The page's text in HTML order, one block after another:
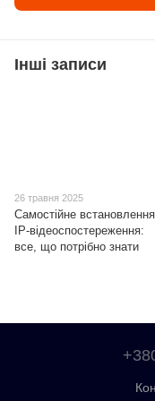
Інші записи
26 травня 2025
Самостійне встановлення
IP-відеоспостереження:
все, що потрібно знати